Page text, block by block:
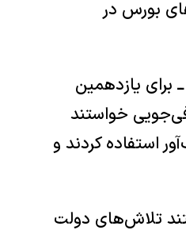
بورس در
برای یازدهمین
خواستند
استفاده کردند و
تلاش‌های دولت